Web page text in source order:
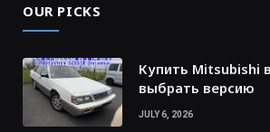
OUR PICKS
Купить Mitsubishi
выбрать версию
JULY 6, 2026